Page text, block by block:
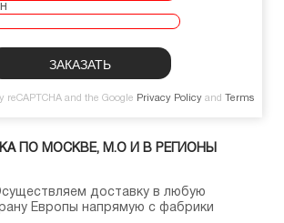
reCAPTCHA and the Google Privacy Policy and
Terms
ПО МОСКВЕ, М.О И В РЕГИОНЫ
доставку в любую
Европы напрямую с фабрики